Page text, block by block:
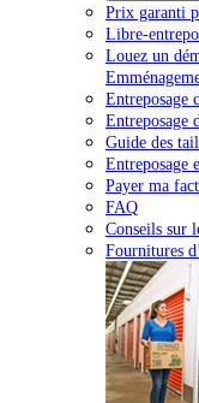
Prix garanti
Libre-
Louez un
Entreposage
Entreposage
Guide des
Entreposage
Payer ma
FAQ
Conseils sur
Fournitures